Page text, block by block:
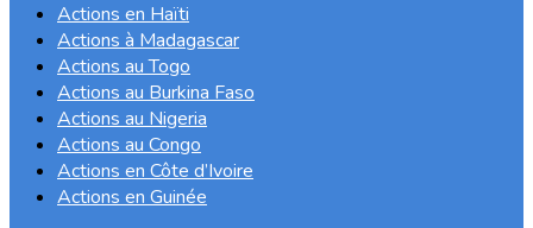
Actions en Haïti
Actions à Madagascar
Actions au Togo
Actions au Burkina Faso
Actions au Nigeria
Actions au Congo
Actions en Côte d’Ivoire
Actions en Guinée